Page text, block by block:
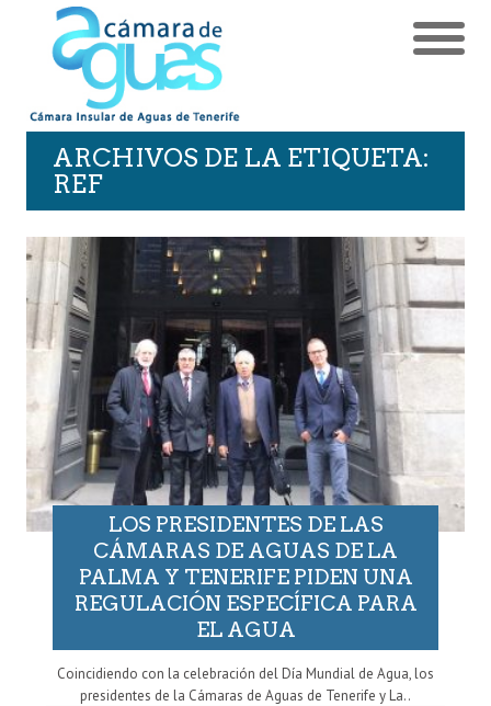
ARCHIVOS DE LA ETIQUETA:
REF
LOS PRESIDENTES DE LAS
CÁMARAS DE AGUAS DE LA
PALMA Y TENERIFE PIDEN UNA
REGULACIÓN ESPECÍFICA PARA
EL AGUA
Coincidiendo con la celebración del Día Mundial de Agua, los
presidentes de la Cámaras de Aguas de Tenerife y La..